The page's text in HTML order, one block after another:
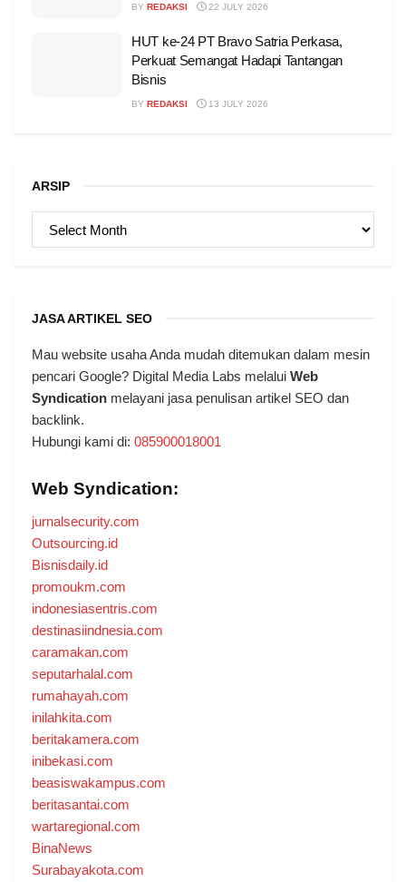
BY REDAKSI 22 JULY 2026
HUT ke-24 PT Bravo Satria Perkasa,
Perkuat Semangat Hadapi Tantangan
Bisnis
BY REDAKSI 13 JULY 2026
ARSIP
JASA ARTIKEL SEO
Mau website usaha Anda mudah ditemukan dalam mesin
pencari Google? Digital Media Labs melalui Web
Syndication melayani jasa penulisan artikel SEO dan
backlink.
Hubungi kami di: 085900018001
Web Syndication:
jurnalsecurity.com
Outsourcing.id
Bisnisdaily.id
promoukm.com
indonesiasentris.com
destinasiindnesia.com
caramakan.com
seputarhalal.com
rumahayah.com
inilahkita.com
beritakamera.com
inibekasi.com
beasiswakampus.com
beritasantai.com
wartaregional.com
BinaNews
Surabayakota.com